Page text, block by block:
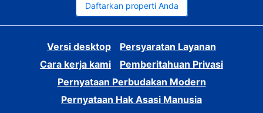
Daftarkan properti Anda
Versi desktop
Persyaratan Layanan
Cara kerja kami
Pemberitahuan Privasi
Pernyataan Perbudakan Modern
Pernyataan Hak Asasi Manusia